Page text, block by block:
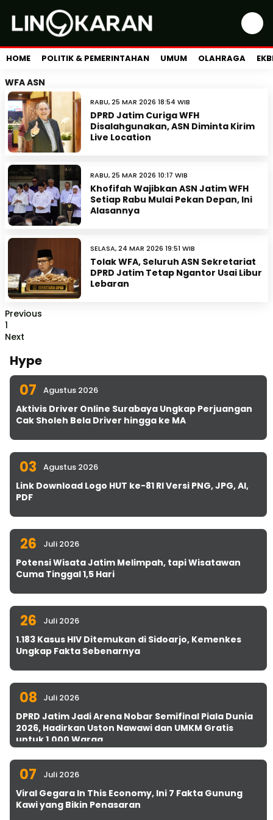
HOME POLITIK & PEMERINTAHAN UMUM OLAHRAGA
WFA ASN
RABU, 25 MAR 2026 18:54 WIB
DPRD Jatim Curiga WFH
Disalahgunakan, ASN Diminta Kirim
Live Location
RABU, 25 MAR 2026 10:17 WIB
Khofifah Wajibkan ASN Jatim WFH
Setiap Rabu Mulai Pekan Depan, Ini
Alasannya
SELASA, 24 MAR 2026 19:51 WIB
Tolak WFA, Seluruh ASN Sekretariat
DPRD Jatim Tetap Ngantor Usai Libur
Lebaran
Previous
1
Next
Hype
07 Agustus 2026
Aktivis Driver Online Surabaya Ungkap Perjuangan
Cak Sholeh Bela Driver hingga ke MA
03 Agustus 2026
Link Download Logo HUT ke-81 RI Versi PNG, JPG, AI,
PDF
26 Juli 2026
Potensi Wisata Jatim Melimpah, tapi Wisatawan
Cuma Tinggal 1,5 Hari
26 Juli 2026
1.183 Kasus HIV Ditemukan di Sidoarjo, Kemenkes
Ungkap Fakta Sebenarnya
08 Juli 2026
DPRD Jatim Jadi Arena Nobar Semifinal Piala Dunia
2026, Hadirkan Uston Nawawi dan UMKM Gratis
untuk 1.000 Warga
07 Juli 2026
Viral Gegara In This Economy, Ini 7 Fakta Gunung
Kawi yang Bikin Penasaran